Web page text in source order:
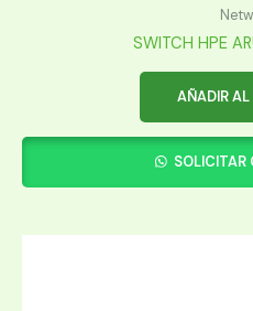
SWITCH HPE
AÑADIR
SOLICITAR